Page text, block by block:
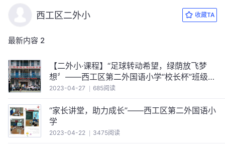
西工区二外小 收藏TA
最新内容 2
【二外小·课程】“足球转动希望，绿荫放飞梦
想〞——西工区第二外国语小学“校长杯”班级足
球联赛开赛纪实
2023-04-27 685阅读
“家长讲堂，助力成长”——西工区第二外国语小
学
2023-04-22 3475阅读